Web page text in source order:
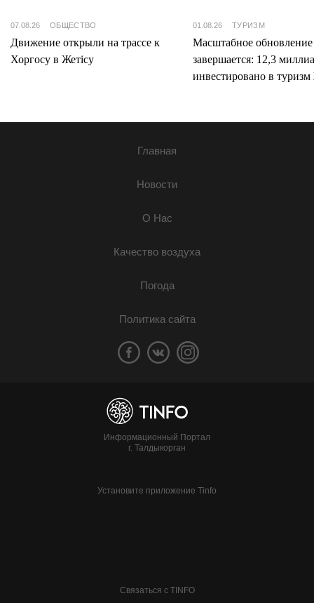
07.08.26 ОБЩЕСТВО
Движение открыли на трассе к
Хоргосу в Жетісу
01.08.26 ТУРИЗМ
Масштабное
завершается: 12,3
инвестировано в туризм
Главная
Новости
О Нас
Качество воздуха
Погода
Политика сайта
Информационный Портал
г. Талдыкорган
Установите приложение Tinfo
Связаться с TINFO